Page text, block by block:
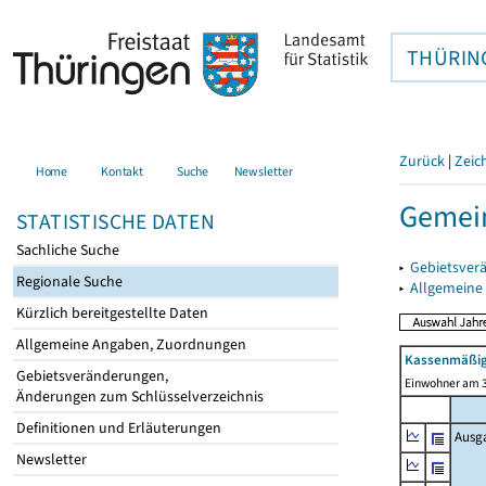
Home Kontakt Suche Newsletter
STATISTISCHE DATEN
Sachliche Suche
Regionale Suche
Kürzlich bereitgestellte Daten
Allgemeine Angaben, Zuordnungen
Gebietsveränderungen,
Änderungen zum Schlüsselverzeichnis
Definitionen und Erläuterungen
Newsletter
Zurück |
▸
▸
Einwohner am